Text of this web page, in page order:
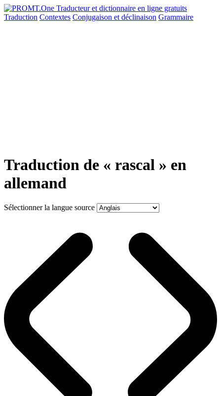
Traduction Contextes Conjugaison et déclinaison Grammaire
Traduction de « rascal » en
allemand
Sélectionner la langue source